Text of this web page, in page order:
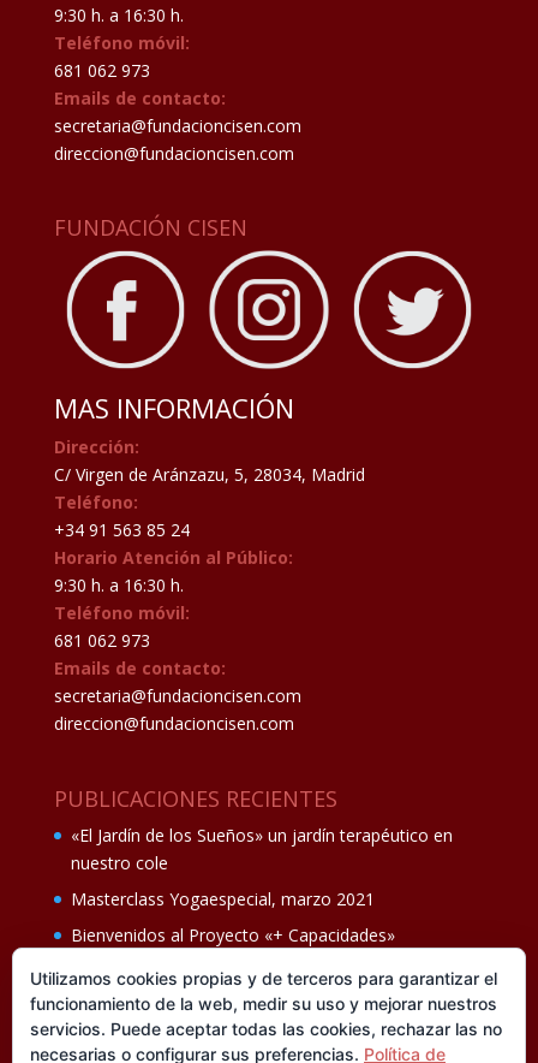
9:30 h. a 16:30 h.
Teléfono móvil:
681 062 973
Emails de contacto:
secretaria@fundacioncisen.com
direccion@fundacioncisen.com
FUNDACIÓN CISEN
MAS INFORMACIÓN
Dirección:
C/ Virgen de Aránzazu, 5, 28034, Madrid
Teléfono:
+34 91 563 85 24
Horario Atención al Público:
9:30 h. a 16:30 h.
Teléfono móvil:
681 062 973
Emails de contacto:
secretaria@fundacioncisen.com
direccion@fundacioncisen.com
PUBLICACIONES RECIENTES
«El Jardín de los Sueños» un jardín terapéutico en
nuestro cole
Masterclass Yogaespecial, marzo 2021
Bienvenidos al Proyecto «+ Capacidades»
Fiesta de fin de curso Los oficios 14 de junio
Ganadores del II Programa educativo Cuídate +
Utilizamos cookies propias y de terceros para garantizar el
funcionamiento de la web, medir su uso y mejorar nuestros
servicios. Puede aceptar todas las cookies, rechazar las no
necesarias o configurar sus preferencias. Política de